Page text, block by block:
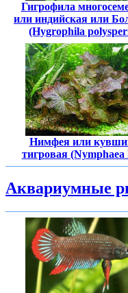
Гигрофила
или индийская или
(Hygrophila
Нимфея или
тигровая (Nymphaea
Аквариумные